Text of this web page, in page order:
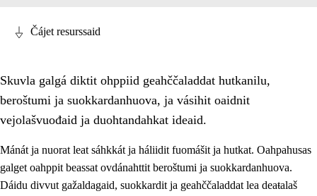
1. Oahpahusa árvovuođđu
Čájet resurssaid
Skuvla galgá diktit ohppiid geahččaladdat hutkanilu,
beroštumi ja suokkardanhuova, ja vásihit oaidnit
vejolašvuođaid ja duohtandahkat ideaid.
Mánát ja nuorat leat sáhkkát ja háliidit fuomášit ja hutkat. Oahpahusas
galget oahppit beassat ovdánahttit beroštumi ja suokkardanhuova.
Dáidu divvut gažaldagaid, suokkardit ja geahččaladdat lea deaŧalaš